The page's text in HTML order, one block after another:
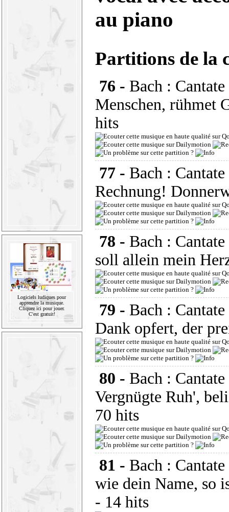
Logiciels ludiques pour
apprendre la musique.
Cliquez ici pour jouer.
C'est gratuit!
au piano
Partitions de la
76 - Bach :
Menschen, rühmet
hits
77 - Bach :
Rechnung!
78 - Bach :
soll allein mein
79 - Bach :
Dank opfert, der
80 - Bach :
Vergnügte Ruh',
70 hits
81 - Bach :
wie dein Name, so
- 14 hits